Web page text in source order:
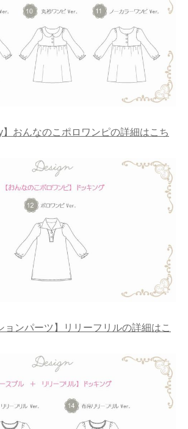
】おんなのこポロワンピの詳細はこち
ョンパーツ】リリーフリルの詳細はこ